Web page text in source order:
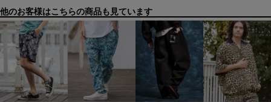
他のお客様はこちらの商品も見ています